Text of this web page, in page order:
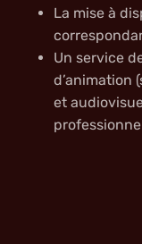
La mise à
Un service
d’animation
et